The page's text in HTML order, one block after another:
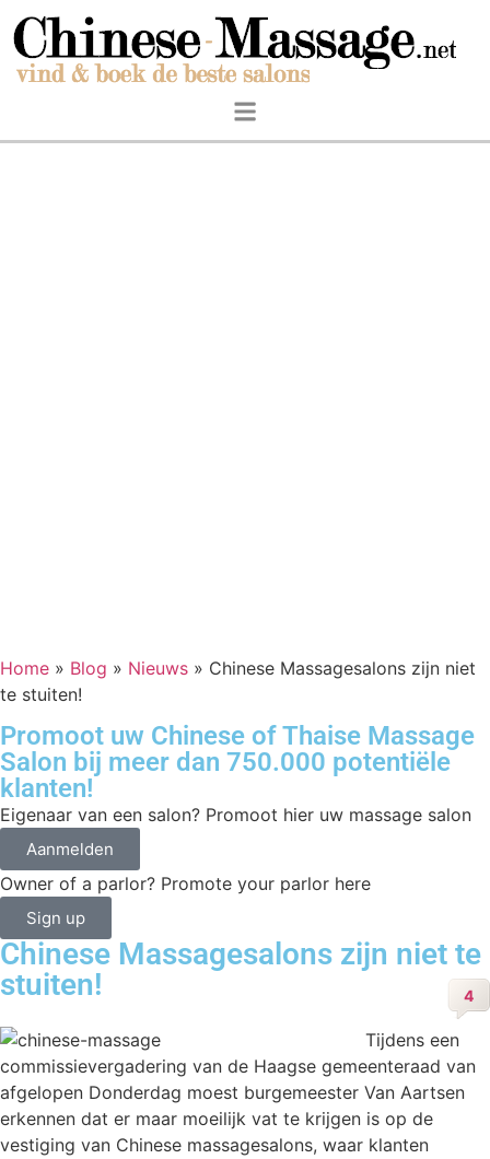
Home » Blog » Nieuws » Chinese Massagesalons zijn niet
te stuiten!
Promoot uw Chinese of Thaise Massage
Salon bij meer dan 750.000 potentiële
klanten!
Eigenaar van een salon? Promoot hier uw massage salon
Aanmelden
Owner of a parlor? Promote your parlor here
Sign up
Chinese Massagesalons zijn niet te
stuiten!
4
Tijdens een
commissievergadering van de Haagse gemeenteraad van
afgelopen Donderdag moest burgemeester Van Aartsen
erkennen dat er maar moeilijk vat te krijgen is op de
vestiging van Chinese massagesalons, waar klanten